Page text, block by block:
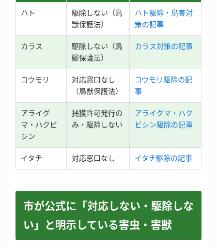
ハト
駆除しない（鳥
獣保護法）
ハト駆除・鳥害対
策の記事
カラス
駆除しない（鳥
獣保護法）
カラス対策の記事
コウモリ
対応窓口なし
（鳥獣保護法）
コウモリ駆除の記
事
アライグ
マ・ハクビ
シン
捕獲許可発行の
み・駆除しない
アライグマ・ハク
ビシン駆除の記事
イタチ 対応窓口なし イタチ駆除の記事
市が公式に「対応しない・駆除しな
い」と明示している害虫・害獣